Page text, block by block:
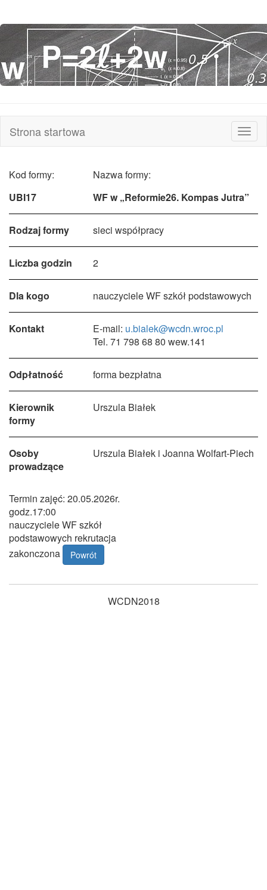
Strona startowa
Kod formy:
UBI17
Nazwa formy:
WF w „Reformie26. Kompas Jutra”
Rodzaj formy sieci współpracy
Liczba godzin 2
Dla kogo nauczyciele WF szkół podstawowych
Kontakt E-mail: u.bialek@wcdn.wroc.pl
Tel. 71 798 68 80 wew.141
Odpłatność forma bezpłatna
Kierownik
formy
Urszula Białek
Osoby
prowadzące
Urszula Białek i Joanna Wolfart-Piech
Termin zajęć: 20.05.2026r.
godz.17:00
nauczyciele WF szkół
podstawowych rekrutacja
zakonczona
Powrót
WCDN2018